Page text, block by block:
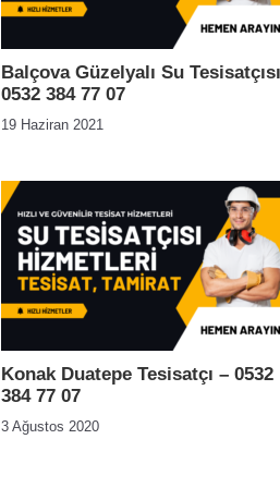
Balçova Güzelyalı Su
0532 384 77 07
19 Haziran 2021
Konak Duatepe Tesisatçı – 0532
384 77 07
3 Ağustos 2020